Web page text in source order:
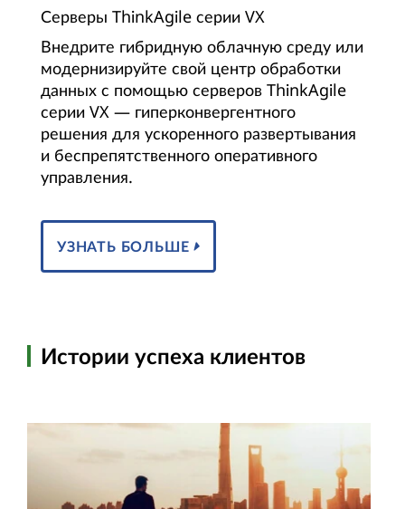
Серверы ThinkAgile серии VX
Внедрите гибридную облачную среду или
модернизируйте свой центр обработки
данных с помощью серверов ThinkAgile
серии VX — гиперконвергентного
решения для ускоренного развертывания
и беспрепятственного оперативного
управления.
УЗНАТЬ БОЛЬШЕ
Истории успеха клиентов